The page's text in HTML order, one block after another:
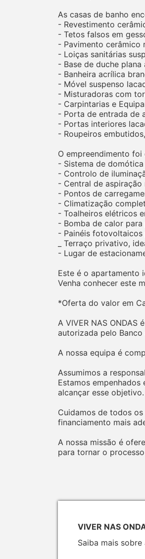
As casas de banho
- Revestimento
- Tetos falsos em
- Pavimento cerâmico
- Loiças sanitárias
- Base de duche
- Banheira acrílica
- Móvel suspenso
- Misturadoras com
- Carpintarias e
- Porta de entrada de
- Portas interiores
- Roupeiros
O empreendimento
- Sistema de
- Controlo de
- Central de
- Pontos de
- Climatização
- Toalheiros elétricos
- Bomba de calor
- Painéis
_ Terraço privativo,
- Lugar de
Este é o apartamento
Venha conhecer este
*Oferta do valor em
A VIVER NAS ONDAS
autorizada pelo Banco
A nossa equipa é
Assumimos a
Estamos
alcançar esse objetivo.
Cuidamos de todos
financiamento mais
A nossa missão é
para tornar o
VIVER NAS
Saiba mais sobre